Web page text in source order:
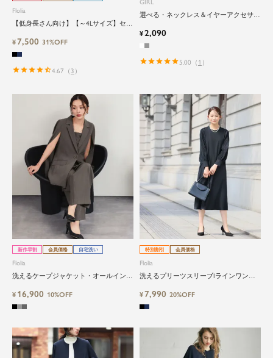
Flolia
【低身長さん向け】【～4Lサイズ】セッ
ンピース
¥7,500 31%OFF
4.67 （ 3 ）
GIRL
選べる・ネックレス＆イヤーアクセサリ
¥2,090
5.00 （ 1 ）
新作早割 会員価格 自宅洗い
Flolia
洗えるケープジャケット・オールインワ
¥ 16,900 10%OFF
特別割引 会員価格
Flolia
洗えるプリーツスリーブIラインワンピ
¥7,990 20%OFF